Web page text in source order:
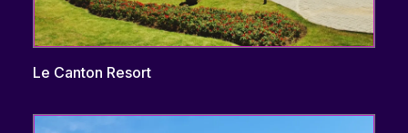
Le Canton Resort